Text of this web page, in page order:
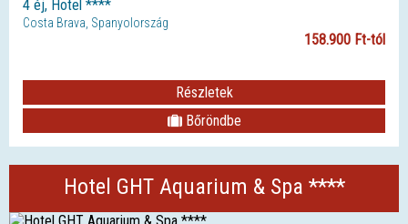
4 éj, Hotel ****
Costa Brava, Spanyolország
158.900 Ft-tól
Részletek
Bőröndbe
Hotel GHT Aquarium & Spa ****